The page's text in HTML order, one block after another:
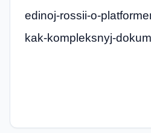
edinoj-rossii-o-
kak-kompleksnyj-